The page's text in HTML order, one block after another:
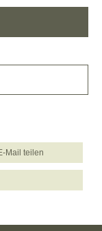
Mail teilen